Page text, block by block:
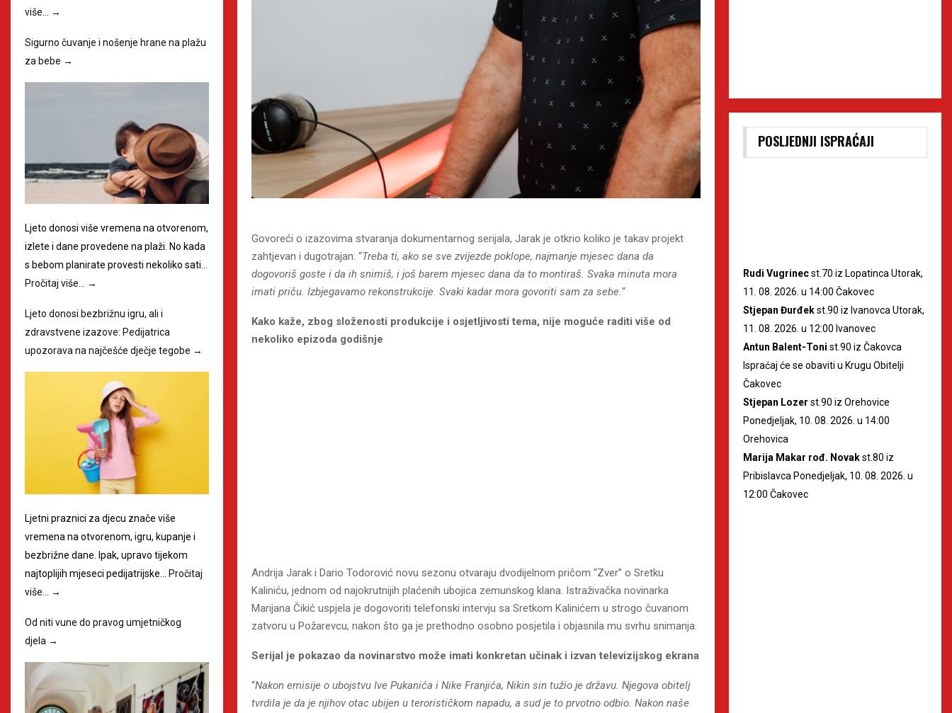
Govoreći o izazovima stvaranja dokumentarnog serijala, Jarak je otkrio koliko je takav projekt
zahtjevan i dugotrajan: “Treba ti, ako se sve zvijezde poklope, najmanje mjesec dana da
dogovoriš goste i da ih snimiš, i još barem mjesec dana da to montiraš. Svaka minuta mora
imati priču. Izbjegavamo rekonstrukcije. Svaki kadar mora govoriti sam za sebe.“
Kako kaže, zbog složenosti produkcije i osjetljivosti tema, nije moguće raditi više od
nekoliko epizoda godišnje
Andrija Jarak i Dario Todorović novu sezonu otvaraju dvodijelnom pričom “Zver” o Sretku
Kaliniću, jednom od najokrutnijih plaćenih ubojica zemunskog klana. Istraživačka novinarka
Marijana Čikić uspjela je dogovoriti telefonski intervju sa Sretkom Kalinićem u strogo čuvanom
zatvoru u Požarevcu, nakon što ga je prethodno osobno posjetila i objasnila mu svrhu snimanja.
Serijal je pokazao da novinarstvo može imati konkretan učinak i izvan televizijskog ekrana
“Nakon emisije o ubojstvu Ive Pukanića i Nike Franjića, Nikin sin tužio je državu. Njegova obitelj
tvrdila je da je njihov otac ubijen u terorističkom napadu, a sud je to prvotno odbio. Nakon naše
više…
→
Sigurno čuvanje i nošenje hrane na plažu
za bebe →
Ljeto donosi više vremena na otvorenom,
izlete i dane provedene na plaži. No kada
s bebom planirate provesti nekoliko sati…
Pročitaj više… →
Ljeto donosi bezbrižnu igru, ali i
zdravstvene izazove: Pedijatrica
upozorava na najčešće dječje tegobe →
Ljetni praznici za djecu znače više
vremena na otvorenom, igru, kupanje i
bezbrižne dane. Ipak, upravo tijekom
najtoplijih mjeseci pedijatrijske…
Pročitaj
više…
→
Od niti vune do pravog umjetničkog
djela →
POSLJEDNJI ISPRAĆAJI
Rudi Vugrinecst.70 iz Lopatinca Utorak,
11. 08. 2026. u 14:00 Čakovec
Stjepan Đurđekst.90 iz Ivanovca Utorak,
11. 08. 2026. u 12:00 Ivanovec
Antun Balent-Toni st.90 iz Čakovca
Ispraćaj će se obaviti u Krugu Obitelji
Čakovec
Stjepan Lozer st.90 iz Orehovice
Ponedjeljak, 10. 08. 2026. u 14:00
Orehovica
Marija Makar rođ. Novakst.80 iz
Pribislavca Ponedjeljak, 10. 08. 2026. u
12:00 Čakovec